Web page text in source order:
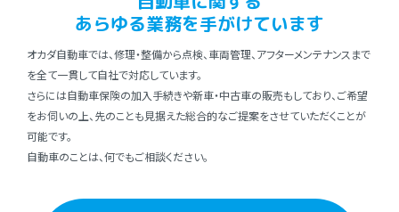
あらゆる業務を⼿がけています
オカダ⾃動⾞では、修理・整備から点検、⾞両管理、アフターメンテナンスまで
を全て⼀貫して⾃社で対応しています。
さらには⾃動⾞保険の加⼊⼿続きや新⾞・中古⾞の販売もしており、ご希望
をお伺いの上、先のことも⾒据えた総合的なご提案をさせていただくことが
可能です。
⾃動⾞のことは、何でもご相談ください。